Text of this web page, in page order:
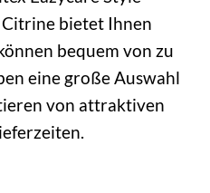
bietet Ihnen
bequem von zu
eine große Auswahl
von attraktiven